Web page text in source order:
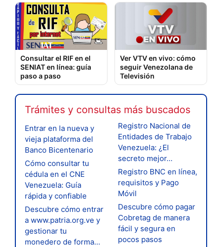
Consultar el RIF en el
SENIAT en línea: guía
paso a paso
Ver VTV en vivo: cómo
seguir Venezolana de
Televisión
Trámites y consultas más buscados
Entrar en la nueva y
vieja plataforma del
Banco Bicentenario
Cómo consultar tu
cédula en el CNE
Venezuela: Guía
rápida y confiable
Descubre cómo entrar
a www.patria.org.ve y
gestionar tu
monedero de forma…
Registro Nacional de
Entidades de Trabajo
Venezuela: ¿El
secreto mejor…
Registro BNC en línea,
requisitos y Pago
Móvil
Descubre cómo pagar
Cobretag de manera
fácil y segura en
pocos pasos